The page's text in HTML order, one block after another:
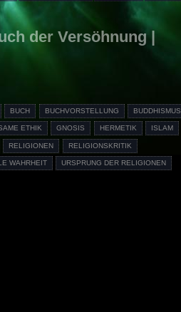
der Versöhnung |
BUCH BUCHVORSTELLUNG BUDDHISMUS
ETHIK GNOSIS HERMETIK ISLAM
RELIGIONEN RELIGIONSKRITIK
WAHRHEIT URSPRUNG DER RELIGIONEN